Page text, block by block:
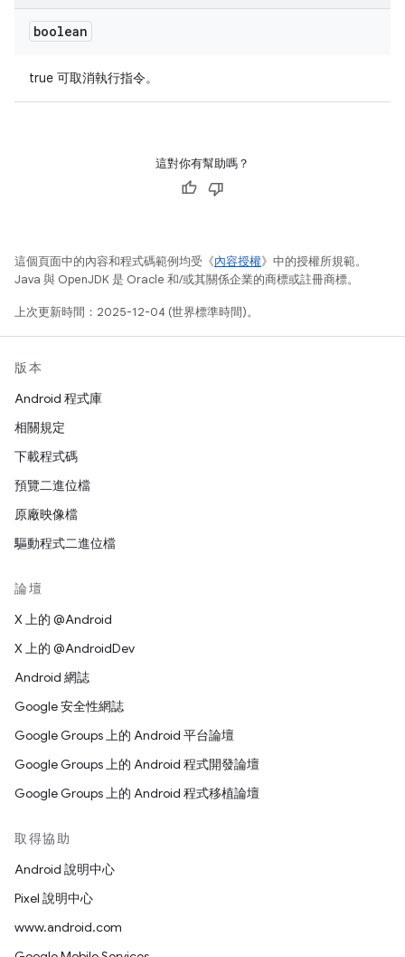
boolean
true 可取消執行指令。
這對你有幫助嗎？
這個頁面中的內容和程式碼範例均受《內容授權》中的授權所規範。
Java 與 OpenJDK 是 Oracle 和/或其關係企業的商標或註冊商標。
上次更新時間：2025-12-04 (世界標準時間)。
版本
Android 程式庫
相關規定
下載程式碼
預覽二進位檔
原廠映像檔
驅動程式二進位檔
論壇
X 上的 @Android
X 上的 @AndroidDev
Android 網誌
Google 安全性網誌
Google Groups 上的 Android 平台論壇
Google Groups 上的 Android 程式開發論壇
Google Groups 上的 Android 程式移植論壇
取得協助
Android 說明中心
Pixel 說明中心
www.android.com